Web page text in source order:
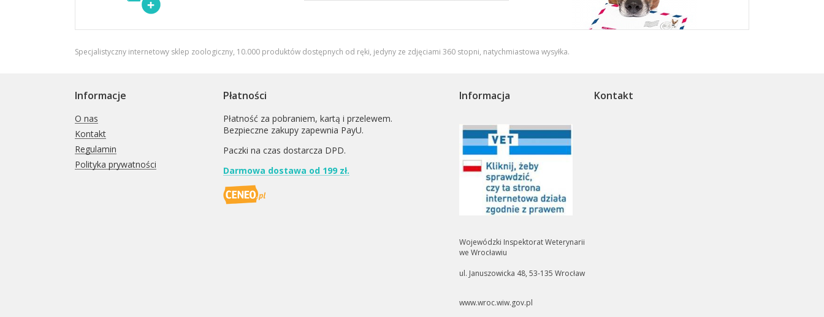
Specjalistyczny internetowy sklep zoologiczny, 10.000 produktów dostępnych od ręki, jedyny ze zdjęciami 360 stopni, natychmiastowa wysyłka.
Informacje
O nas
Kontakt
Regulamin
Polityka prywatności
Płatności
Płatność za pobraniem, kartą i przelewem.
Bezpieczne zakupy zapewnia PayU.
Paczki na czas dostarcza DPD.
Darmowa dostawa od 199 zł.
Informacja
Wojewódzki Inspektorat Weterynarii
we Wrocławiu
ul. Januszowicka 48, 53-135 Wrocław
www.wroc.wiw.gov.pl
Kontakt